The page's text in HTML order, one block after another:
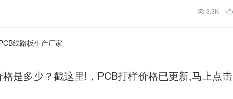
3.3K
线路板生产厂家
格是多少？戳这里!，PCB打样价格已更新,马上点击